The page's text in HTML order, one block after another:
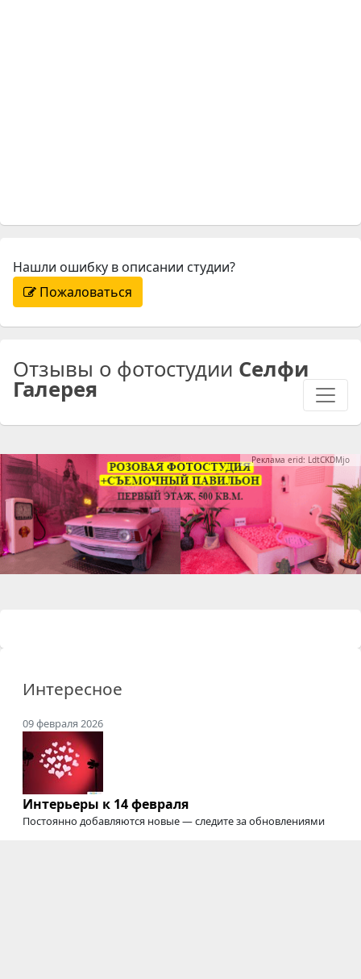
Нашли ошибку в описании студии?
Пожаловаться
Отзывы о фотостудии Селфи
Галерея
Реклама erid: LdtCKDMjo
Интересное
09 февраля 2026
Интерьеры к 14 февраля
Постоянно добавляются новые — следите за обновлениями